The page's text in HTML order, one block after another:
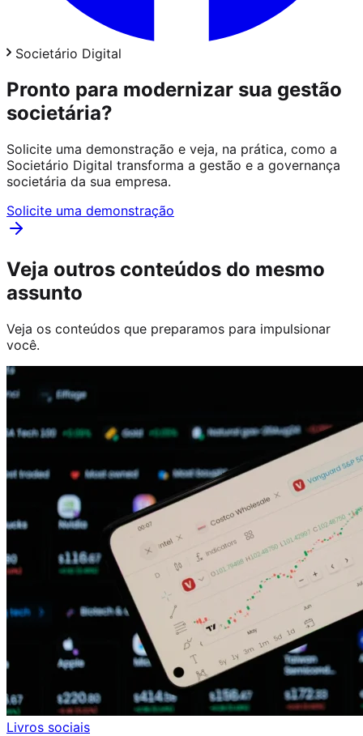
Societário Digital
Pronto para modernizar sua gestão
societária?
Solicite uma demonstração e veja, na prática, como a
Societário Digital transforma a gestão e a governança
societária da sua empresa.
Solicite uma demonstração
Veja outros conteúdos do mesmo
assunto
Veja os conteúdos que preparamos para impulsionar
você.
Livros sociais